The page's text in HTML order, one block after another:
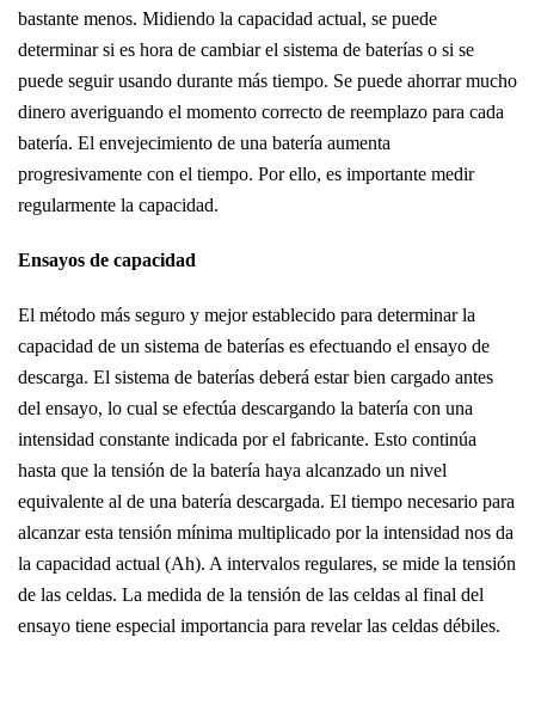
bastante menos. Midiendo la capacidad actual, se puede
determinar si es hora de cambiar el sistema de baterías o si se
puede seguir usando durante más tiempo. Se puede ahorrar mucho
dinero averiguando el momento correcto de reemplazo para cada
batería. El envejecimiento de una batería aumenta
progresivamente con el tiempo. Por ello, es importante medir
regularmente la capacidad.
Ensayos de capacidad
El método más seguro y mejor establecido para determinar la
capacidad de un sistema de baterías es efectuando el ensayo de
descarga. El sistema de baterías deberá estar bien cargado antes
del ensayo, lo cual se efectúa descargando la batería con una
intensidad constante indicada por el fabricante. Esto continúa
hasta que la tensión de la batería haya alcanzado un nivel
equivalente al de una batería descargada. El tiempo necesario para
alcanzar esta tensión mínima multiplicado por la intensidad nos da
la capacidad actual (Ah). A intervalos regulares, se mide la tensión
de las celdas. La medida de la tensión de las celdas al final del
ensayo tiene especial importancia para revelar las celdas débiles.